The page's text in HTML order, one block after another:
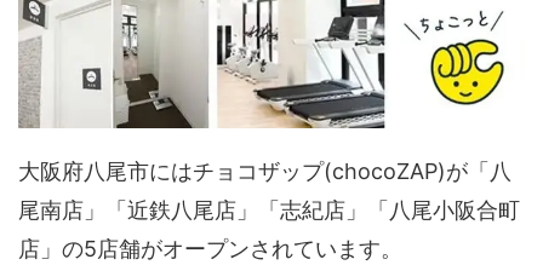
大阪府八尾市にはチョコザップ(chocoZAP)が「八
尾南店」「近鉄八尾店」「志紀店」「八尾小阪合町
店」の5店舗がオープンされています。